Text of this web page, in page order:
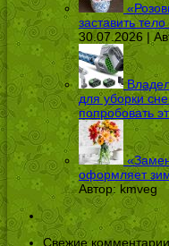
заставить
30.07.2026 |
для уборки
попробовать
оформляет
Автор: kmveg
Свежие комментарии